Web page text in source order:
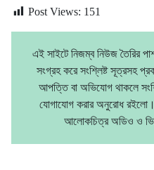
Post Views: 151
এই সাইটে নিজম্ব নিউজ তৈরির
সংগ্রহ করে সংশ্লিষ্ট সূত্রসহ
আপত্তি বা অভিযোগ থাকলে
যোগাযোগ করার অনুরোধ
আলোকচিত্র অডিও ও